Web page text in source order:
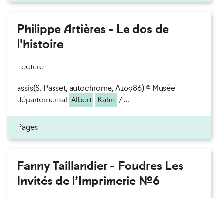
Philippe Artières - Le dos de
l'histoire
Lecture
assis(S. Passet, autochrome, A10986) © Musée
départemental Albert Kahn / ...
Pages
Fanny Taillandier - Foudres Les
Invités de l’Imprimerie n°6